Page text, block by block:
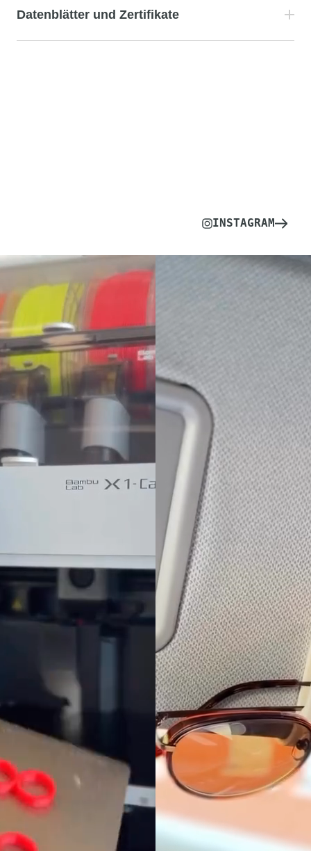
Datenblätter und Zertifikate
INSTAGRAM